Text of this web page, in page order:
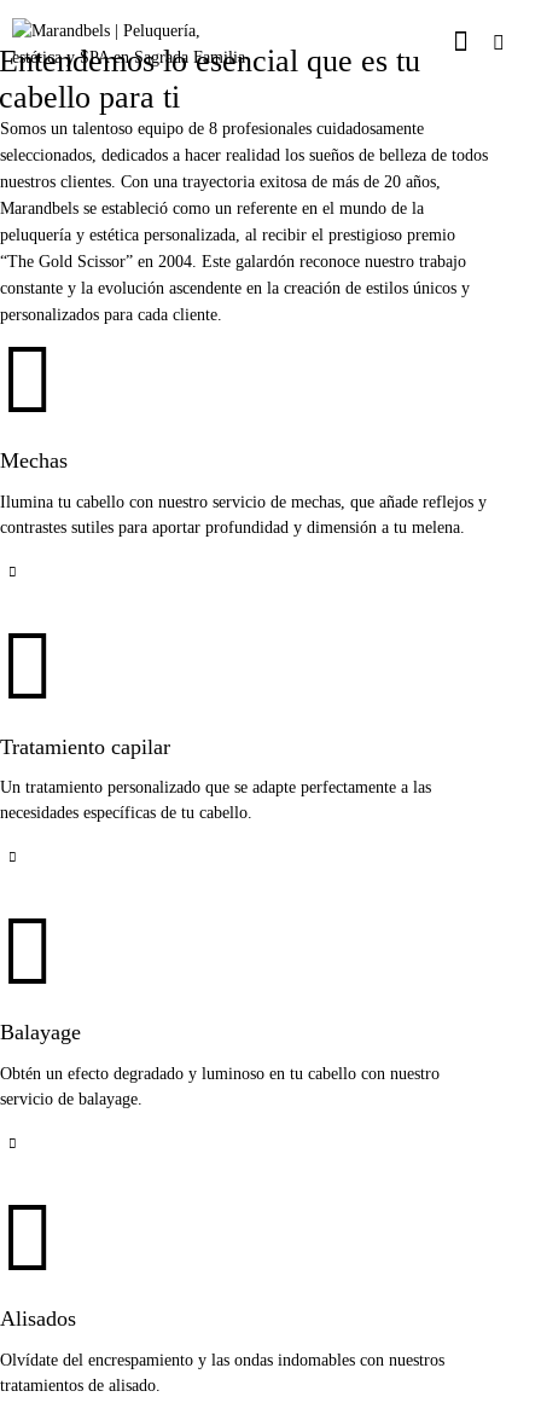
Entendemos lo esencial que es tu
cabello para ti
Somos un talentoso equipo de 8 profesionales cuidadosamente
seleccionados, dedicados a hacer realidad los sueños de belleza de todos
nuestros clientes. Con una trayectoria exitosa de más de 20 años,
Marandbels se estableció como un referente en el mundo de la
peluquería y estética personalizada, al recibir el prestigioso premio
“The Gold Scissor” en 2004. Este galardón reconoce nuestro trabajo
constante y la evolución ascendente en la creación de estilos únicos y
personalizados para cada cliente.
Mechas
Ilumina tu cabello con nuestro servicio de mechas, que añade reflejos y
contrastes sutiles para aportar profundidad y dimensión a tu melena.
Tratamiento capilar
Un tratamiento personalizado que se adapte perfectamente a las
necesidades específicas de tu cabello.
Balayage
Obtén un efecto degradado y luminoso en tu cabello con nuestro
servicio de balayage.
Alisados
Olvídate del encrespamiento y las ondas indomables con nuestros
tratamientos de alisado.